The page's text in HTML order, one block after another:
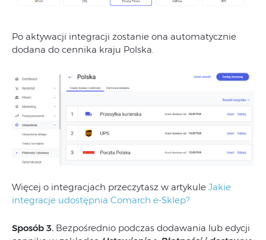
Po aktywacji integracji zostanie ona automatycznie
dodana do cennika kraju Polska.
Więcej o integracjach przeczytasz w artykule Jakie
integracje udostępnia Comarch e-Sklep?
Sposób 3. Bezpośrednio podczas dodawania lub edycji